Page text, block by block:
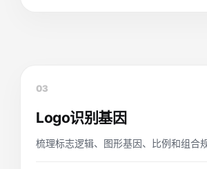
03
Logo识别基因
梳理标志逻辑、图形基因、比例和组合规